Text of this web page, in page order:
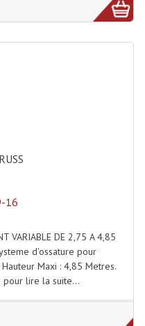
& Consoles
16
VARIABLE DE 2,75 A 4,85
d'ossature pour
Maxi : 4,85 Metres.
pour lire la suite...